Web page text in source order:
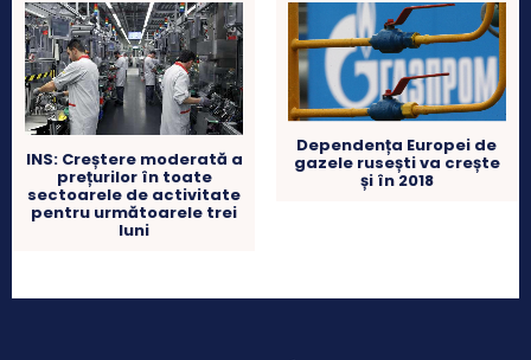
INS: Creștere moderată a
prețurilor în toate
sectoarele de activitate
pentru următoarele trei
luni
Dependența Europei de
gazele rusești va crește
și în 2018